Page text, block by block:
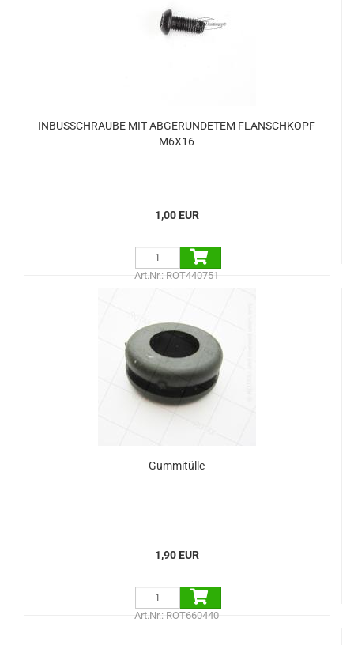
INBUSSCHRAUBE MIT ABGERUNDETEM FLANSCHKOPF
M6X16
1,00 EUR
Art.Nr.: ROT440751
Gummitülle
1,90 EUR
Art.Nr.: ROT660440